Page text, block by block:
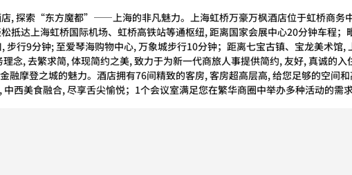
, 探索“东方魔都”——上海的非凡魅力。上海虹桥万豪万枫酒店位于虹桥商务
抵达上海虹桥国际机场、虹桥高铁站等通枢纽, 距离国家会展中心20分钟车程
步行9分钟; 至爱琴海购物中心, 万象城步行10分钟；距离七宝古镇、宝龙美术
念, 去繁求简, 体现简约之美, 致力于为新一代商旅人事提供简约, 友好, 真诚的
融摩登之城的魅力。酒店拥有76间精致的客房, 客房超高层高, 给您足够的空间
中西美食融合, 尽享舌尖愉悦；1个会议室满足您在繁华商圈中举办多种活动的需